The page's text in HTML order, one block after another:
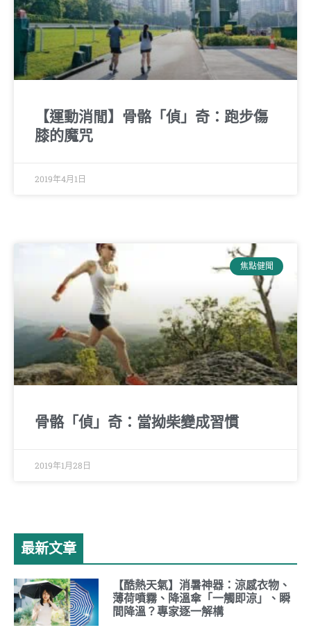
【運動消閒】骨骼「偵」奇：跑步傷
膝的魔咒
2019年4月1日
焦點健聞
骨骼「偵」奇：當拗柴變成習慣
2019年1月28日
最新文章
【酷熱天氣】消暑神器：涼感衣物、
薄荷噴霧、降溫傘「一觸即涼」、瞬
間降溫？專家逐一解構